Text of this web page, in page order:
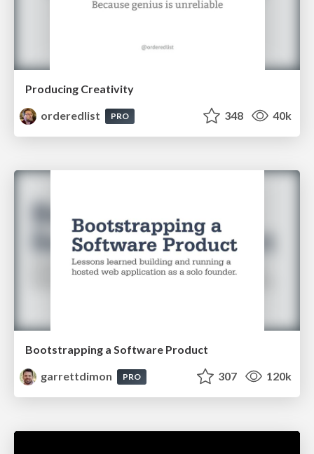
Producing Creativity
orderedlist
PRO 348 40k
Bootstrapping a Software Product
garrettdimon
PRO 307 120k